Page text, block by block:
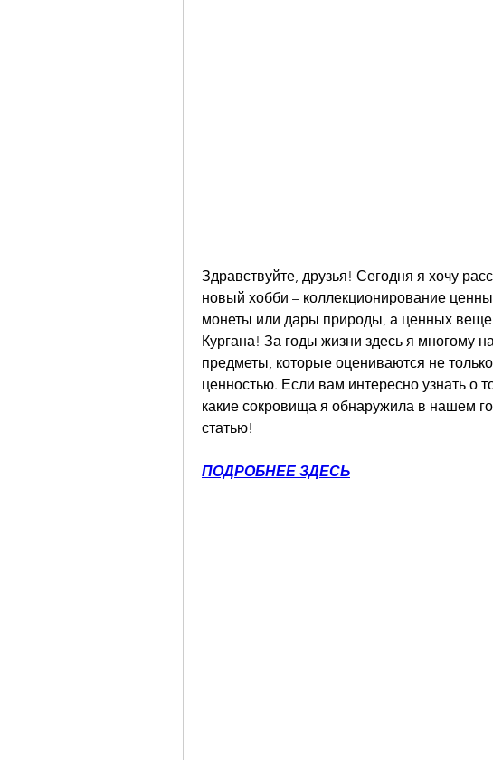
Здравствуйте, друзья! Сегодня я хочу
новый хобби – коллекционирование
монеты или дары природы, а ценных
Кургана! За годы жизни здесь я многому
предметы, которые оцениваются не
ценностью. Если вам интересно узнать о
какие сокровища я обнаружила в нашем
статью!
ПОДРОБНЕЕ ЗДЕСЬ